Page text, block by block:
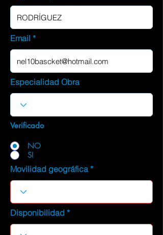
Email
Especialidad Obra
Verificado
NO
SI
Movilidad geográfica
Disponibilidad